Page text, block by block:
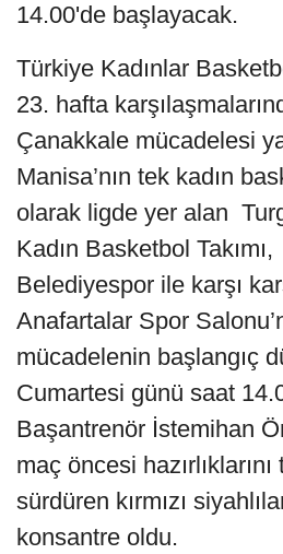
14.00'de başlayacak.
Türkiye Kadınlar
23. hafta
Çanakkale mücadelesi
Manisa’nın tek kadın
olarak ligde yer alan
Kadın Basketbol
Belediyespor ile karşı
Anafartalar Spor
mücadelenin başlangıç
Cumartesi günü saat
Başantrenör İstemihan
maç öncesi hazırlıklarını
sürdüren kırmızı
konsantre oldu.